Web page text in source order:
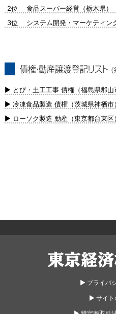
2位 食品スーパー経営（栃木県）
3位 システム開発・マーケティン
新）
▶ とび・土工工事 債権（福島県郡山
▶ 冷凍食品製造 債権（茨城県神栖市）
▶ ローソク製造 動産（東京都台東区）
▶︎ プライバ
▶︎ サイト